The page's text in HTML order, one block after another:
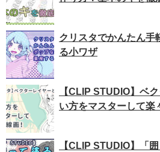
クリスタでかんたん手
る小ワザ
【CLIP STUDIO】ベ
い方をマスターして楽
【CLIP STUDIO】「